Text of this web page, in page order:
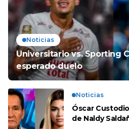
Noticias
Universitario vs. Sporting
esperado duelo
Noticias
Óscar
de Naldy